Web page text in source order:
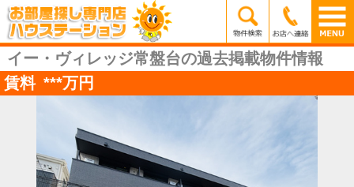
イー・ヴィレッジ常盤台の過去掲載物件情報
賃料 ***万円